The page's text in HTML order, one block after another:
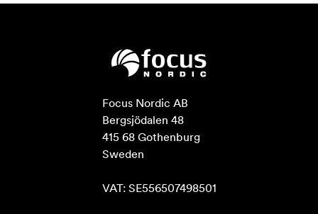
Focus Nordic AB
Bergsjödalen 48
415 68 Gothenburg
Sweden
VAT: SE556507498501